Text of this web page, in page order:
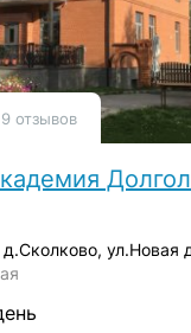
9 отзывов
ул.Новая